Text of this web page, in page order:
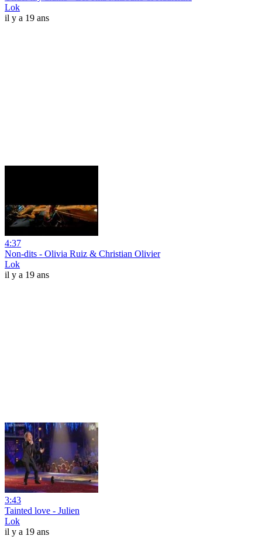
Lok
il y a 19 ans
4:37
Non-dits - Olivia Ruiz & Christian Olivier
Lok
il y a 19 ans
3:43
Tainted love - Julien
Lok
il y a 19 ans